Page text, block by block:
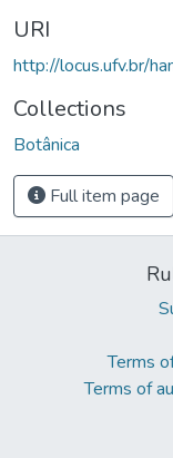
URI
http://locus.ufv.br/
Collections
Botânica
Full item page
Terms
Terms of